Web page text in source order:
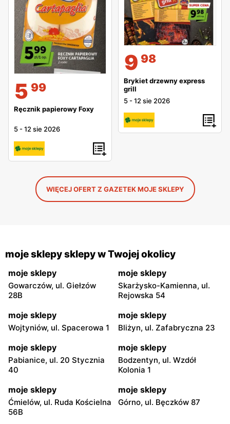
5 99
Ręcznik papierowy Foxy
5 -12 sie 2026
9 98
Brykiet drzewny express
grill
5 -12 sie 2026
WIĘCEJ OFERT Z GAZETEK MOJE SKLEPY
moje sklepy sklepy w Twojej okolicy
moje sklepy
Gowarczów, ul. Giełzów
28B
moje sklepy
Skarżysko-Kamienna, ul.
Rejowska 54
moje sklepy
Wojtyniów, ul. Spacerowa 1
moje sklepy
Bliżyn, ul. Zafabryczna 23
moje sklepy
Pabianice, ul. 20 Stycznia
40
moje sklepy
Bodzentyn, ul. Wzdół
Kolonia 1
moje sklepy
Ćmielów, ul. Ruda Kościelna
56B
moje sklepy
Górno, ul. Bęczków 87